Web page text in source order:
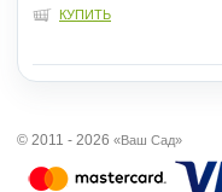
КУПИТЬ
© 2011 - 2026 «Ваш Сад»